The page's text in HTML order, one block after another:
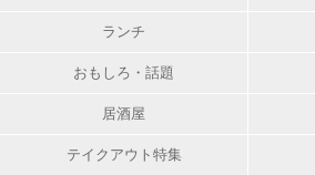
ランチ
おもしろ・話題
居酒屋
テイクアウト特集